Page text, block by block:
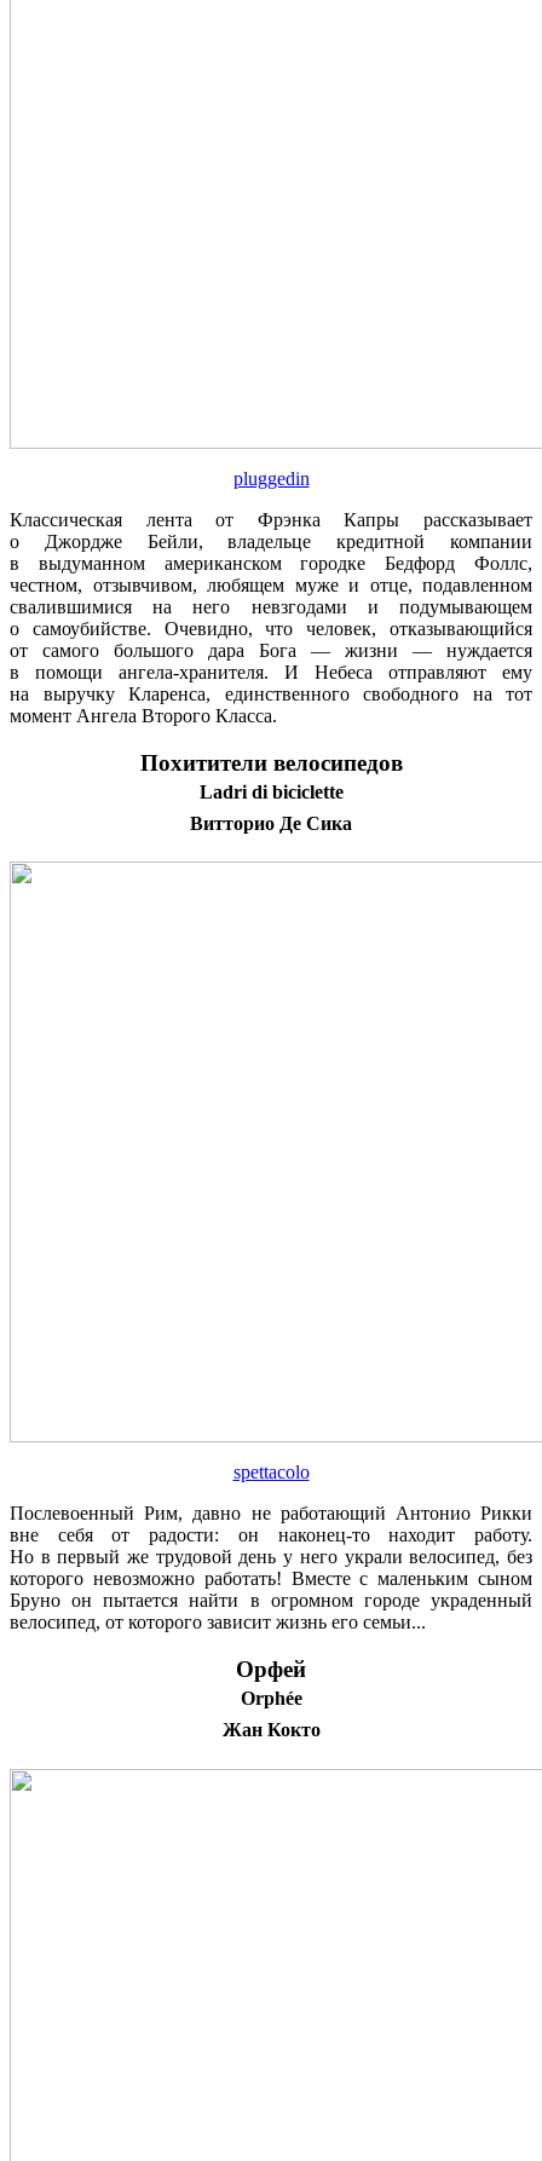
pluggedin
Классическая лента от Фрэнка Капры рассказывает
о Джордже Бейли, владельце кредитной компании
в выдуманном американском городке Бедфорд Фоллс,
честном, отзывчивом, любящем муже и отце, подавленном
свалившимися на него невзгодами и подумывающем
о самоубийстве. Очевидно, что человек, отказывающийся
от самого большого дара Бога — жизни — нуждается
в помощи ангела-хранителя. И Небеса отправляют ему
на выручку Кларенса, единственного свободного на тот
момент Ангела Второго Класса.
Похитители велосипедов
Ladri di biciclette
Витторио Де Сика
spettacolo
Послевоенный Рим, давно не работающий Антонио Рикки
вне себя от радости: он наконец-то находит работу.
Но в первый же трудовой день у него украли велосипед, без
которого невозможно работать! Вместе с маленьким сыном
Бруно он пытается найти в огромном городе украденный
велосипед, от которого зависит жизнь его семьи...
Орфей
Orphée
Жан Кокто